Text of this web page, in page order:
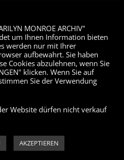
SCHNUG
INTERVIEW
eine internationale Sammlung in Wort,
wird durch originale Exponate ergänzt.
für Bücher, Ausstellungen,
Die Fachberatung und
Monroe Archiv wurde 1982 von Peter
Monroe informiert ausführlich über
MONROE ARCHIV"
um Ihnen Information bieten
werden nur mit Ihrer
aufbewahrt. Sie haben
Cookies abzulehnen, wenn Sie
klicken. Wenn Sie auf
Sie der Verwendung
Website dürfen nicht verkauf
AKZEPTIEREN